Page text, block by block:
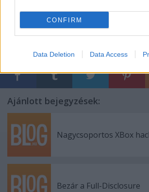
CONFIRM
Data Deletion Data Access
Címkék:google sony michael jackson
backtrack bitcoin linode pwnium
Ajánlott bejegyzések:
Nagycsoportos XBox
Bezár a Full-Disclosure